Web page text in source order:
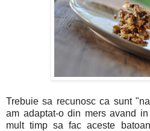
Trebuie sa recunosc ca sunt
am adaptat-o din mers avand
mult timp sa fac aceste